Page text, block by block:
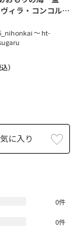
ィラ・コンコルデ
～ ht-
）
に入り
0件
0件